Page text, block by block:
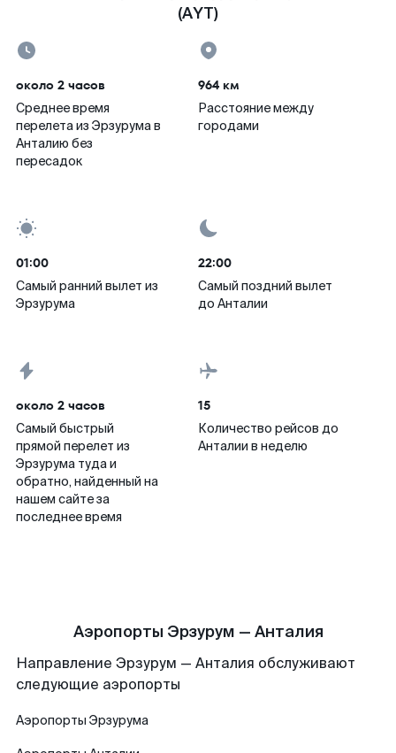
(AYT)
около 2 часов
Среднее время
перелета из Эрзурума в
Анталию без
пересадок
964 км
Расстояние между
городами
01:00
Самый ранний вылет из
Эрзурума
22:00
Самый поздний вылет
до Анталии
около 2 часов
Самый быстрый
прямой перелет из
Эрзурума туда и
обратно, найденный на
нашем сайте за
последнее время
15
Количество рейсов до
Анталии в неделю
Аэропорты Эрзурум — Анталия
Направление Эрзурум — Анталия обслуживают
следующие аэропорты
Аэропорты Эрзурума